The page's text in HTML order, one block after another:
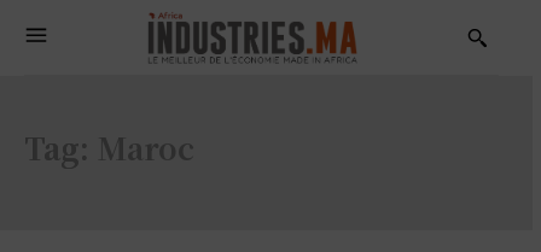
Tag: Maroc